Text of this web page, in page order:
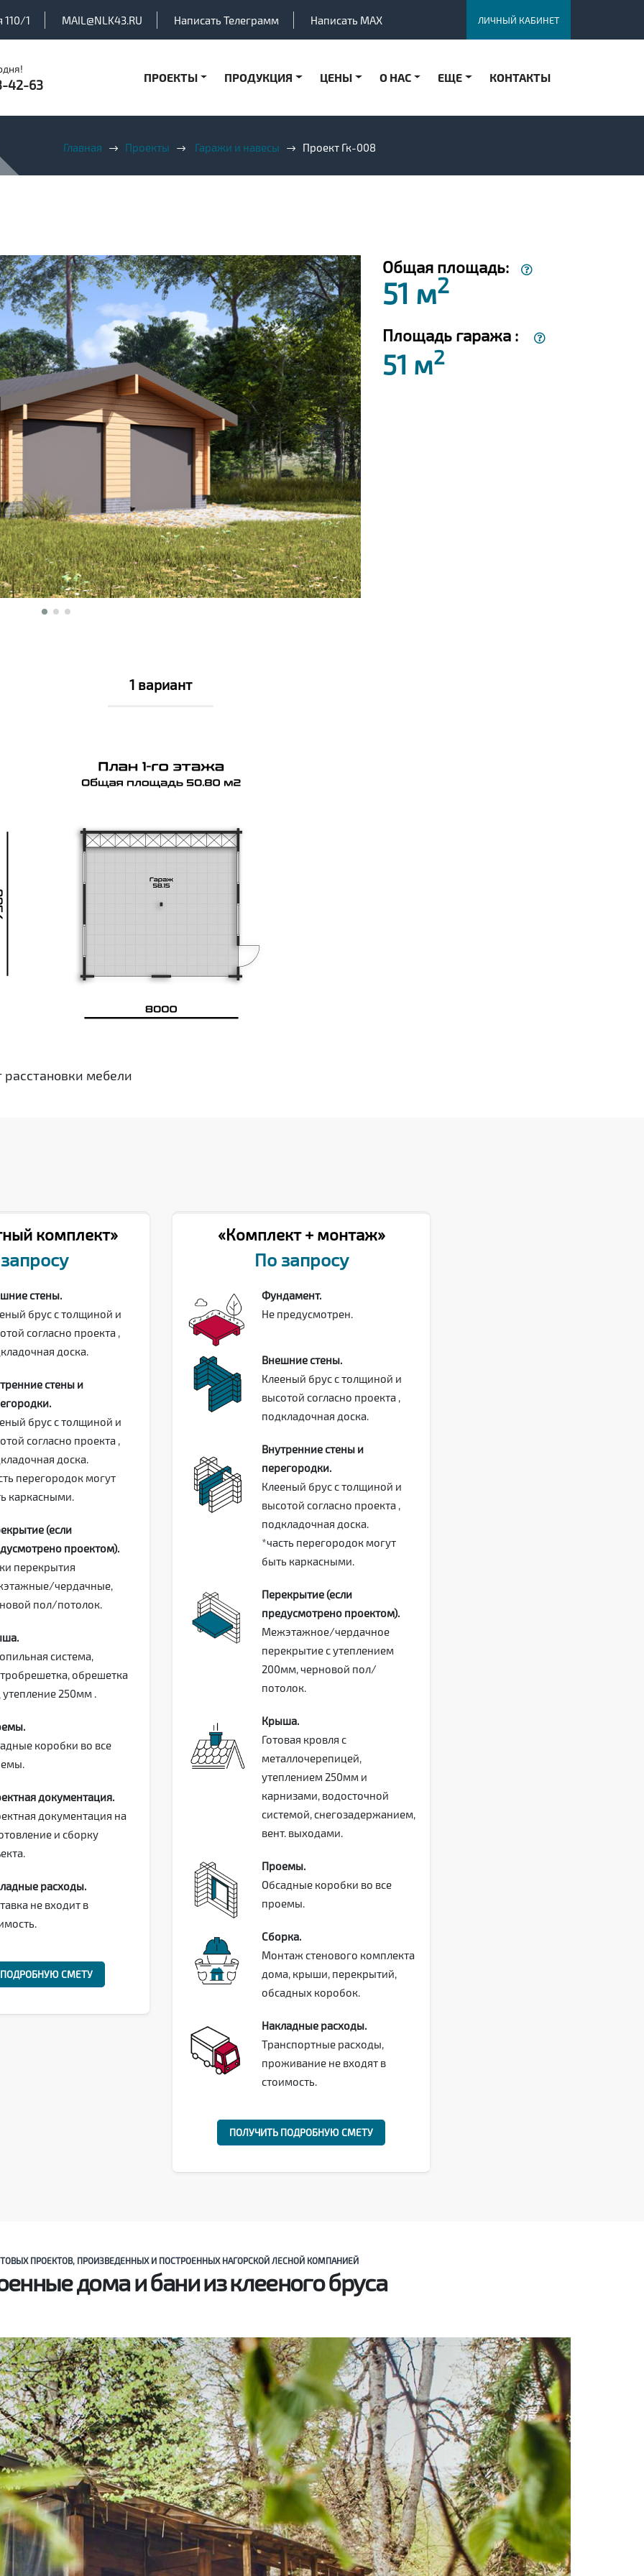
110/1 MAIL@NLK43.RU Написать Телеграмм Написать MAX ЛИЧНЫЙ КАБИНЕТ
42-63 ПРОЕКТЫ ПРОДУКЦИЯ ЦЕНЫ О НАС ЕЩЕ КОНТАКТЫ
Главная Проекты Гаражи и навесы Проект Гк-008
Общая площадь:
51 м2
Площадь гаража :
51 м2
1 вариант
мебели
комплект»
стены.
брус с толщиной и
согласно проекта ,
доска.
стены и
брус с толщиной и
согласно проекта ,
доска.
перегородок могут
каркасными.
(если
проектом).
перекрытия
чердачные,
пол/потолок.
система,
обрешетка
250мм .
коробки во все
документация.
документация на
и сборку
расходы.
не входит в
СМЕТУ
«Комплект + монтаж»
По запросу
Фундамент.
Не предусмотрен.
Внешние стены.
Клееный брус с толщиной и
высотой согласно проекта ,
подкладочная доска.
Внутренние стены и
перегородки.
Клееный брус с толщиной и
высотой согласно проекта ,
подкладочная доска.
*часть перегородок могут
быть каркасными.
Перекрытие (если
предусмотрено проектом).
Межэтажное/чердачное
перекрытие с утеплением
200мм, черновой пол/
потолок.
Крыша.
Готовая кровля с
металлочерепицей,
утеплением 250мм и
карнизами, водосточной
системой, снегозадержанием,
вент. выходами.
Проемы.
Обсадные коробки во все
проемы.
Сборка.
Монтаж стенового комплекта
дома, крыши, перекрытий,
обсадных коробок.
Накладные расходы.
Транспортные расходы,
проживание не входят в
стоимость.
ПОЛУЧИТЬ ПОДРОБНУЮ СМЕТУ
ПРОЕКТОВ, ПРОИЗВЕДЕННЫХ И ПОСТРОЕННЫХ НАГОРСКОЙ ЛЕСНОЙ КОМПАНИЕЙ
дома и бани из клееного бруса